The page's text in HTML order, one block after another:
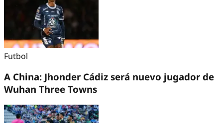
Futbol
A China: Jhonder Cádiz será nuevo jugador de
Wuhan Three Towns